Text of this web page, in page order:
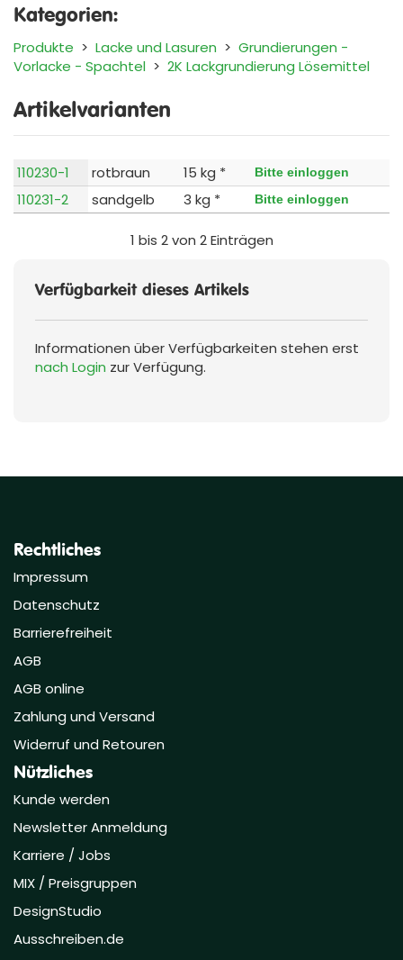
Verfügbarkeit dieses Artikels
Informationen über Verfügbarkeiten stehen erst
nach Login zur Verfügung.
Kategorien:
Produkte > Lacke und Lasuren > Grundierungen -
Vorlacke - Spachtel > 2K Lackgrundierung Lösemittel
Artikelvarianten
110230-1 rotbraun 15 kg * Bitte einloggen
110231-2 sandgelb 3 kg * Bitte einloggen
1 bis 2 von 2 Einträgen
Rechtliches
Impressum
Datenschutz
Barrierefreiheit
AGB
AGB online
Zahlung und Versand
Widerruf und Retouren
Nützliches
Kunde werden
Newsletter Anmeldung
Karriere / Jobs
MIX / Preisgruppen
DesignStudio
Ausschreiben.de